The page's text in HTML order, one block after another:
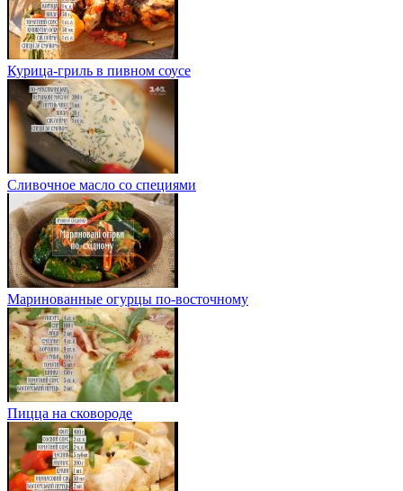
Курица-гриль в пивном соусе
Сливочное масло со специями
Маринованные огурцы по-восточному
Пицца на сковороде